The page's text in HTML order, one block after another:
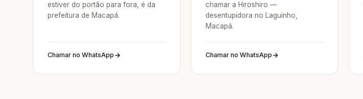
estiver do portão para fora, é da
prefeitura de Macapá.
Chamar no WhatsApp
chamar a Hiroshiro —
desentupidora no Laguinho,
Macapá.
Chamar no WhatsApp